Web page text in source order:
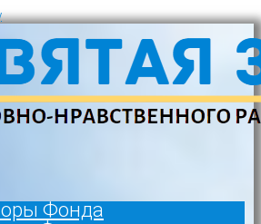
Фонда